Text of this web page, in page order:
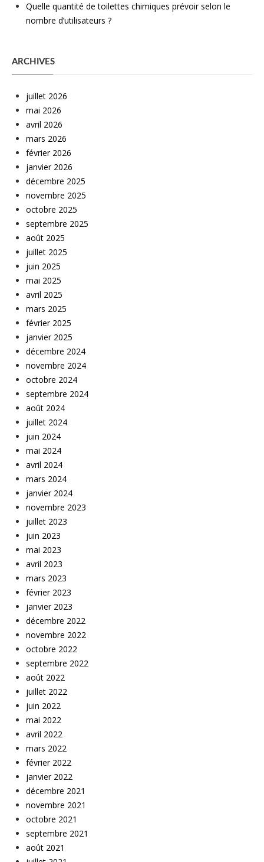
Quelle quantité de toilettes chimiques prévoir selon le
nombre d’utilisateurs ?
ARCHIVES
juillet 2026
mai 2026
avril 2026
mars 2026
février 2026
janvier 2026
décembre 2025
novembre 2025
octobre 2025
septembre 2025
août 2025
juillet 2025
juin 2025
mai 2025
avril 2025
mars 2025
février 2025
janvier 2025
décembre 2024
novembre 2024
octobre 2024
septembre 2024
août 2024
juillet 2024
juin 2024
mai 2024
avril 2024
mars 2024
janvier 2024
novembre 2023
juillet 2023
juin 2023
mai 2023
avril 2023
mars 2023
février 2023
janvier 2023
décembre 2022
novembre 2022
octobre 2022
septembre 2022
août 2022
juillet 2022
juin 2022
mai 2022
avril 2022
mars 2022
février 2022
janvier 2022
décembre 2021
novembre 2021
octobre 2021
septembre 2021
août 2021